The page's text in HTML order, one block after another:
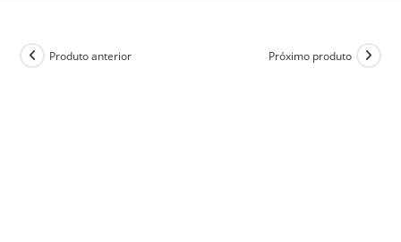
Produto anterior Próximo produto